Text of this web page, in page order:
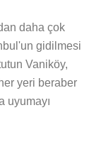
daha çok
gidilmesi
Vaniköy,
yeri beraber
uyumayı